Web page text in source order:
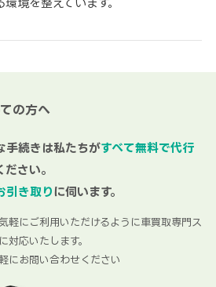
の方へ
手続きは私たちがすべて無料で代行
さい。
引き取りに伺います。
軽にご利用いただけるように車買取専門ス
対応いたします。
にお問い合わせください